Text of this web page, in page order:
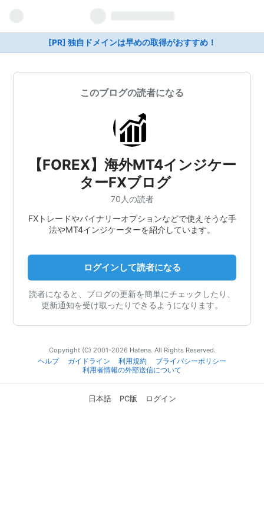
[PR] 独自ドメインは早めの取得がおすすめ！
このブログの読者になる
【FOREX】海外MT4インジケー
ターFXブログ
70人の読者
FXトレードやバイナリーオプションなどで使えそうな手
法やMT4インジケーターを紹介しています。
ログインして読者になる
読者になると、ブログの更新を簡単にチェックしたり、
更新通知を受け取ったりできるようになります。
Copyright (C) 2001-2026 Hatena. All Rights Reserved.
ヘルプ
ガイドライン 利用規約
プライバシーポリシー
利用者情報の外部送信について
日本語 PC版 ログイン